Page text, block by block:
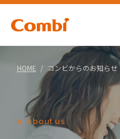
HOME コンビからのお知らせ
About us